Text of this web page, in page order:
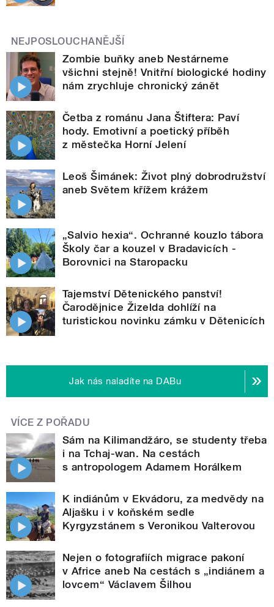
NEJPOSLOUCHANĚJŠÍ
Zombie buňky aneb Nestárneme
všichni stejně! Vnitřní biologické hodiny
nám zrychluje chronický zánět
Četba z románu Jana Štiftera: Paví
hody. Emotivní a poetický příběh
z městečka Horní Jelení
Leoš Šimánek: Život plný dobrodružství
aneb Světem křížem krážem
„Salvio hexia“. Ochranné kouzlo tábora
Školy čar a kouzel v Bradavicích -
Borovnici na Staropacku
Tajemství Dětenického panství!
Čarodějnice Žizelda dohlíží na
turistickou novinku zámku v Dětenicích
Jak nás naladíte na DABu
VÍCE Z POŘADU
Sám na Kilimandžáro, se studenty třeba
i na Tchaj-wan. Na cestách
s antropologem Adamem Horálkem
K indiánům v Ekvádoru, za medvědy na
Aljašku i v koňském sedle
Kyrgyzstánem s Veronikou Valterovou
Nejen o fotografiích migrace pakoní
v Africe aneb Na cestách s „indiánem a
lovcem“ Václavem Šilhou